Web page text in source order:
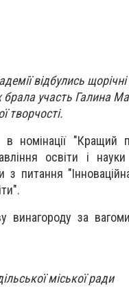
відбулись щорічні
участь Галина
творчості.
номінації "Кращий
освіти і
питання
винагороду за
міської ради